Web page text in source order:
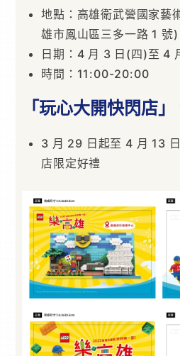
地點：高雄衛武營國家藝
雄市鳳山區三多一路 1 號)
日期：4 月 3 日(四)至 4
時間：11:00-20:00
「玩心大開快閃店
3 月 29 日起至 4 月 13
店限定好禮